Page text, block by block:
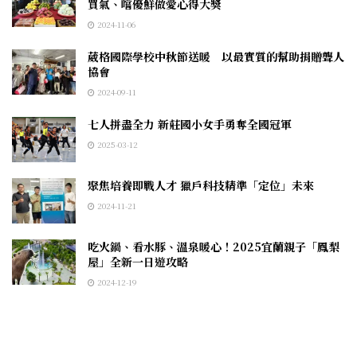
買氣、嚐優鮮做愛心得大獎
2024-11-06
葳格國際學校中秋節送暖 以最實質的幫助捐贈聾人
協會
2024-09-11
七人拼盡全力 新莊國小女手勇奪全國冠軍
2025-03-12
聚焦培養即戰人才 獵戶科技精準「定位」未來
2024-11-21
吃火鍋、看水豚、溫泉暖心！2025宜蘭親子「鳳梨
屋」全新一日遊攻略
2024-12-19